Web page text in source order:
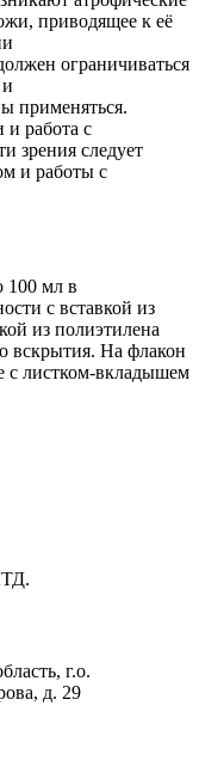
приводящее к её
ограничиваться
применяться.
и работа с
зрения следует
и работы с
100 мл в
с вставкой из
из полиэтилена
вскрытия. На флакон
c листком-вкладышем
г.о.
д. 29